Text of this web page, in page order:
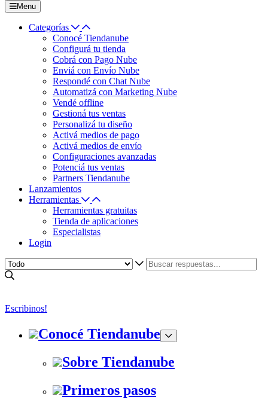
Menu
Categorías
Conocé Tiendanube
Configurá tu tienda
Cobrá con Pago Nube
Enviá con Envío Nube
Respondé con Chat Nube
Automatizá con Marketing Nube
Vendé offline
Gestioná tus ventas
Personalizá tu diseño
Activá medios de pago
Activá medios de envío
Configuraciones avanzadas
Potenciá tus ventas
Partners Tiendanube
Lanzamientos
Herramientas
Herramientas gratuitas
Tienda de aplicaciones
Especialistas
Login
Escribinos!
Conocé Tiendanube
Sobre Tiendanube
Primeros pasos